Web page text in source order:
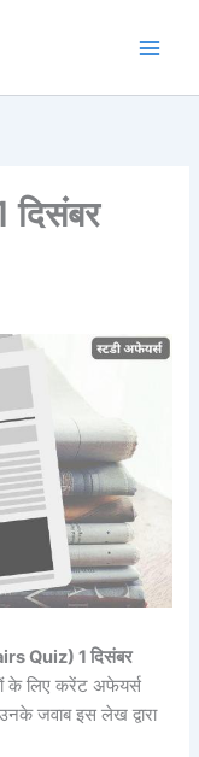
दिसंबर
Quiz) 1 दिसंबर
के लिए करेंट अफेयर्स
जवाब इस लेख द्वारा